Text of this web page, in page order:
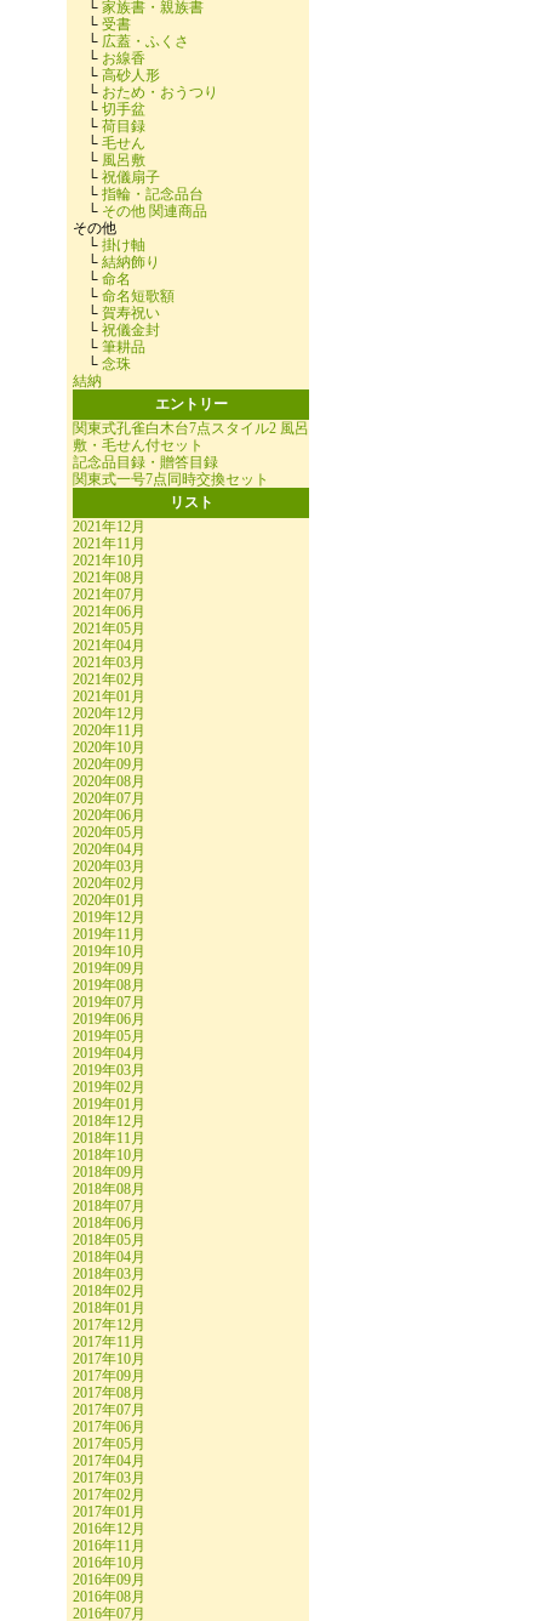
└ 家族書・親族書
└ 受書
└ 広蓋・ふくさ
└ お線香
└ 高砂人形
└ おため・おうつり
└ 切手盆
└ 荷目録
└ 毛せん
└ 風呂敷
└ 祝儀扇子
└ 指輪・記念品台
└ その他 関連商品
その他
└ 掛け軸
└ 結納飾り
└ 命名
└ 命名短歌額
└ 賀寿祝い
└ 祝儀金封
└ 筆耕品
└ 念珠
結納
エントリー
関東式孔雀白木台7点スタイル2 風呂
敷・毛せん付セット
記念品目録・贈答目録
関東式一号7点同時交換セット
リスト
2021年12月
2021年11月
2021年10月
2021年08月
2021年07月
2021年06月
2021年05月
2021年04月
2021年03月
2021年02月
2021年01月
2020年12月
2020年11月
2020年10月
2020年09月
2020年08月
2020年07月
2020年06月
2020年05月
2020年04月
2020年03月
2020年02月
2020年01月
2019年12月
2019年11月
2019年10月
2019年09月
2019年08月
2019年07月
2019年06月
2019年05月
2019年04月
2019年03月
2019年02月
2019年01月
2018年12月
2018年11月
2018年10月
2018年09月
2018年08月
2018年07月
2018年06月
2018年05月
2018年04月
2018年03月
2018年02月
2018年01月
2017年12月
2017年11月
2017年10月
2017年09月
2017年08月
2017年07月
2017年06月
2017年05月
2017年04月
2017年03月
2017年02月
2017年01月
2016年12月
2016年11月
2016年10月
2016年09月
2016年08月
2016年07月